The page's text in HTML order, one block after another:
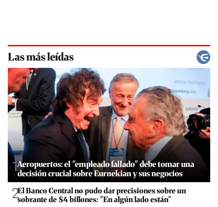
Las más leídas
1Aeropuertos: el "empleado fallado" debe tomar una
decisión crucial sobre Eurnekian y sus negocios
2El Banco Central no pudo dar precisiones sobre un
sobrante de $4 billones: "En algún lado están"